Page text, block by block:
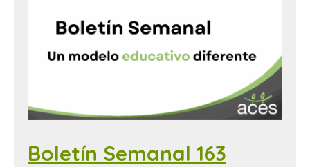
Boletín Semanal 163